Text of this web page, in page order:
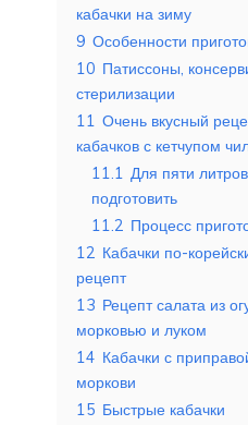
кабачки на зиму
9 Особенности
10 Патиссоны,
стерилизации
11 Очень вкусный
кабачков с кетчупом
11.1 Для пяти
подготовить
11.2 Процесс
12 Кабачки по-
рецепт
13 Рецепт салата из
морковью и луком
14 Кабачки с
моркови
15 Быстрые кабачки